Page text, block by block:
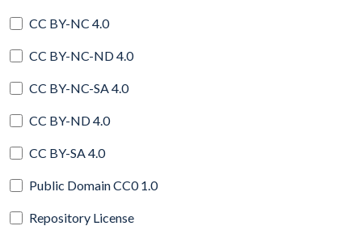
CC BY-NC 4.0
CC BY-NC-ND 4.0
CC BY-NC-SA 4.0
CC BY-ND 4.0
CC BY-SA 4.0
Public Domain CC0 1.0
Repository License